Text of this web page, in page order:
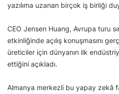
yazılıma uzanan birçok iş birliği
CEO Jensen Huang, Avrupa turu
etkinliğinde açılış konuşmasını
üreticiler için dünyanın ilk
ettiğini açıkladı.
Almanya merkezli bu yapay zekâ